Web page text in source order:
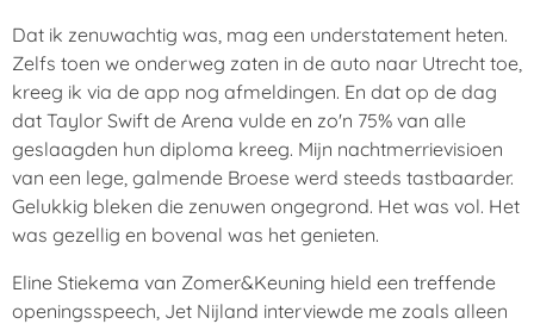
Dat ik zenuwachtig was, mag een understatement heten.
Zelfs toen we onderweg zaten in de auto naar Utrecht toe,
kreeg ik via de app nog afmeldingen. En dat op de dag
dat Taylor Swift de Arena vulde en zo'n 75% van alle
geslaagden hun diploma kreeg. Mijn nachtmerrievisioen
van een lege, galmende Broese werd steeds tastbaarder.
Gelukkig bleken die zenuwen ongegrond. Het was vol. Het
was gezellig en bovenal was het genieten.
Eline Stiekema van Zomer&Keuning hield een treffende
openingsspeech, Jet Nijland interviewde me zoals alleen